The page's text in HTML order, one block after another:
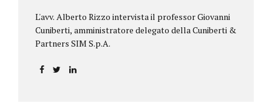
L'avv. Alberto Rizzo intervista il professor Giovanni
Cuniberti, amministratore delegato della Cuniberti &
Partners SIM S.p.A.